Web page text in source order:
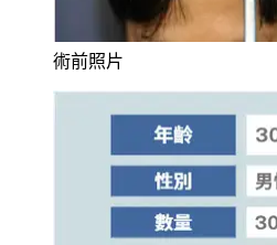
術前照片